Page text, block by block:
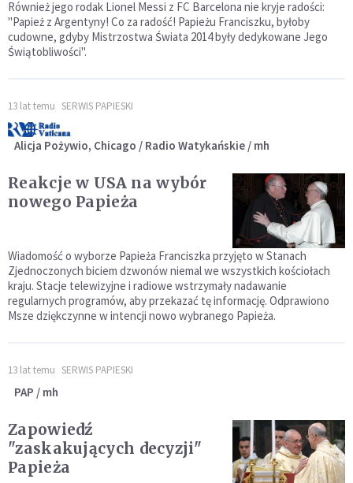
Również jego rodak Lionel Messi z FC Barcelona nie kryje radości:
"Papież z Argentyny! Co za radość! Papieżu Franciszku, byłoby
cudowne, gdyby Mistrzostwa Świata 2014 były dedykowane Jego
Świątobliwości".
13 lat temu SERWIS PAPIESKI
Alicja Pożywio, Chicago / Radio Watykańskie / mh
Reakcje w USA na wybór
nowego Papieża
Wiadomość o wyborze Papieża Franciszka przyjęto w Stanach
Zjednoczonych biciem dzwonów niemal we wszystkich kościołach
kraju. Stacje telewizyjne i radiowe wstrzymały nadawanie
regularnych programów, aby przekazać tę informację. Odprawiono
Msze dziękczynne w intencji nowo wybranego Papieża.
13 lat temu SERWIS PAPIESKI
PAP / mh
Zapowiedź
"zaskakujących decyzji"
Papieża